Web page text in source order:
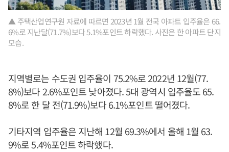
▲ 주택산업연구원 자료에 따르면 2023년 1월 전국 아파트 입주율은 66.
6%로 지난달(71.7%)보다 5.1%포인트 하락했다. 사진은 한 아파트 단지
모습.
지역별로는 수도권 입주율이 75.2%로 2022년 12월(77.
8%)보다 2.6%포인트 낮아졌다. 5대 광역시 입주율도 65.
8%로 한 달 전(71.9%)보다 6.1%포인트 떨어졌다.
기타지역 입주율은 지난해 12월 69.3%에서 올해 1월 63.
9%로 5.4%포인트 하락했다.